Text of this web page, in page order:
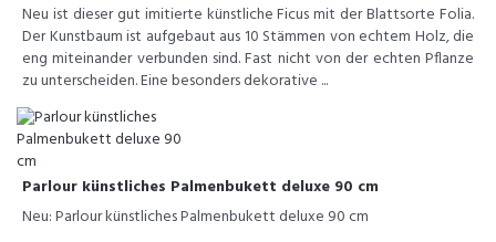
Neu ist dieser gut imitierte künstliche Ficus mit der Blattsorte Folia.
Der Kunstbaum ist aufgebaut aus 10 Stämmen von echtem Holz, die
eng miteinander verbunden sind. Fast nicht von der echten Pflanze
zu unterscheiden. Eine besonders dekorative ...
Parlour künstliches Palmenbukett deluxe 90 cm
Neu: Parlour künstliches Palmenbukett deluxe 90 cm